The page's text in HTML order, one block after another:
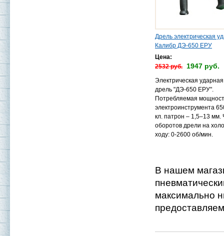
Дрель электрическая
Калибр ДЭ-650 ЕРУ
Цена:
2532 руб.
1947 руб.
Электрическая ударная
дрель "ДЭ-650 ЕРУ".
Потребляемая
электроинструмента
кл. патрон – 1,5–13 мм.
оборотов дрели на
ходу: 0-2600 об/мин.
В нашем
максимально